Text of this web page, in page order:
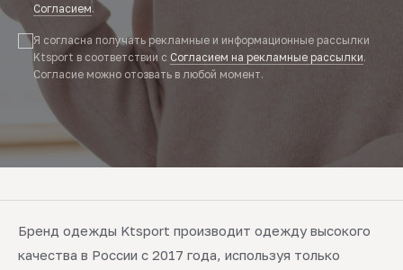
Согласием.
Я согласна получать рекламные и информационные рассылки
Ktsport в соответствии с Согласием на рекламные рассылки.
Согласие можно отозвать в любой момент.
Бренд одежды Ktsport производит одежду высокого
качества в России с 2017 года, используя только